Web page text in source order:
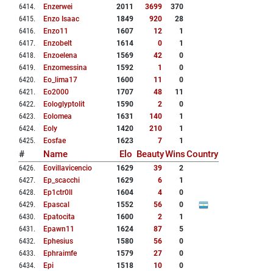
6414. Enzerwei 2011 3699
370
6415. Enzo Isaac 1849 920
28
6416. Enzo11 1607 12
1
6417. Enzobelt 1614 0
1
6418. Enzoelena 1569 42
0
6419. Enzomessina 1592 1
0
6420. Eo_lima17 1600 11
0
6421 . Eo2000 1707 48
11
6422. Eologlyptolit 1590 2
0
6423. Eolomea 1631 140
1
6424. Eoly 1420 210
1
6425. Eosfae 1623 7 1
# Name Elo BeautyWinsCountry
6426. Eovillavicencio 1629 39
2
6427. Ep_scacchi 1629 6
1
6428. Ep1ctr0ll 1604 4
0
6429. Epascal 1552 56
0
6430. Epatocita 1600 2
1
6431 . Epawn11 1624 87
5
6432. Ephesius 1580 56
0
6433. Ephraimfe 1579 27
0
6434. Epi 1518 10
0